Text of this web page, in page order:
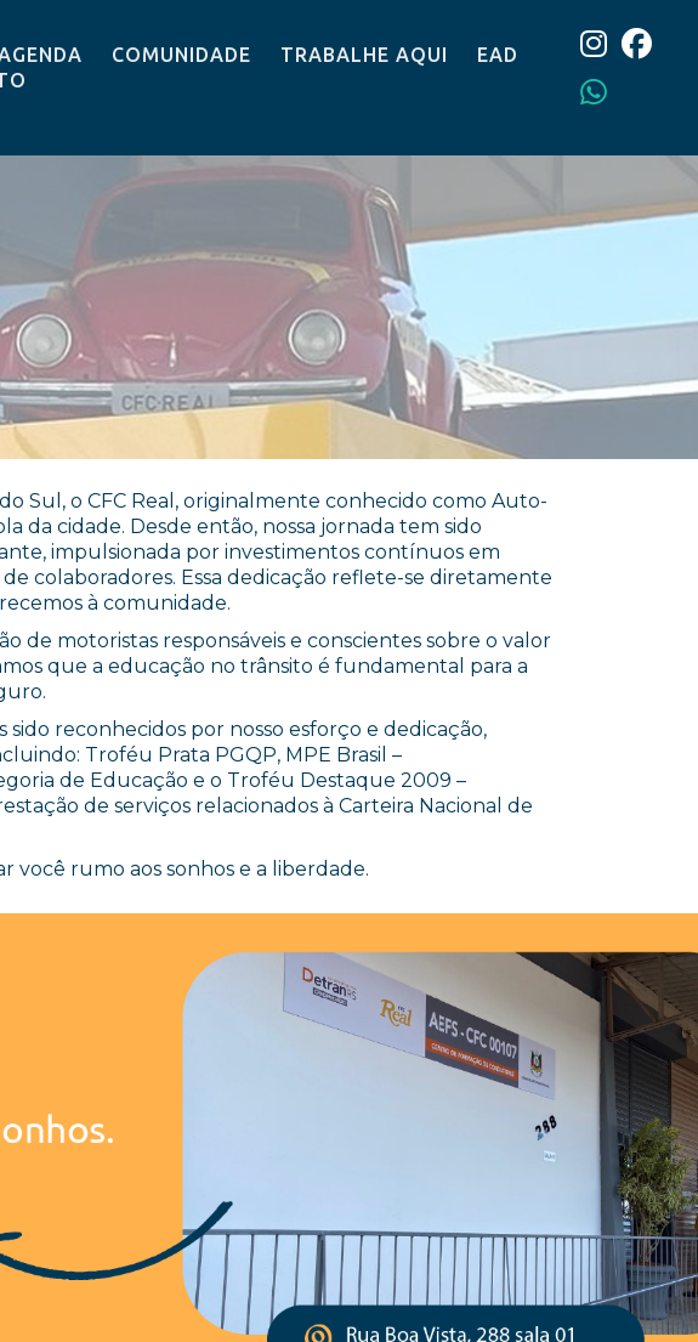
COMUNIDADE TRABALHE AQUI
EAD
Sul, o CFC Real, originalmente conhecido como Auto-
da cidade. Desde então, nossa jornada tem sido
impulsionada por investimentos contínuos em
colaboradores. Essa dedicação reflete-se diretamente
à comunidade.
de motoristas responsáveis e conscientes sobre o valor
que a educação no trânsito é fundamental para a
reconhecidos por nosso esforço e dedicação,
Troféu Prata PGQP, MPE Brasil –
de Educação e o Troféu Destaque 2009 –
de serviços relacionados à Carteira Nacional de
você rumo aos sonhos e a liberdade.